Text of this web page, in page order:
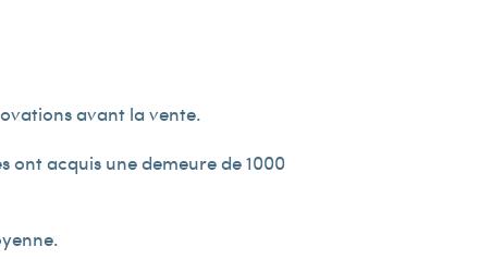
avant la vente.
ont acquis une demeure de 1 000